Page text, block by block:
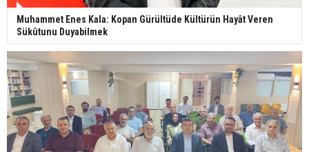
Muhammet Enes Kala: Kopan Gürültüde Kültürün Hayât Veren
Sükûtunu Duyabilmek